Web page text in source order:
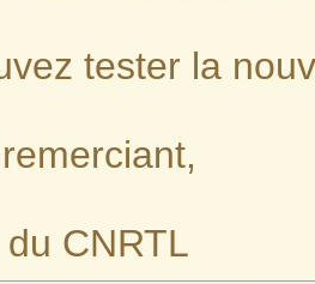
tester la
CNRTL